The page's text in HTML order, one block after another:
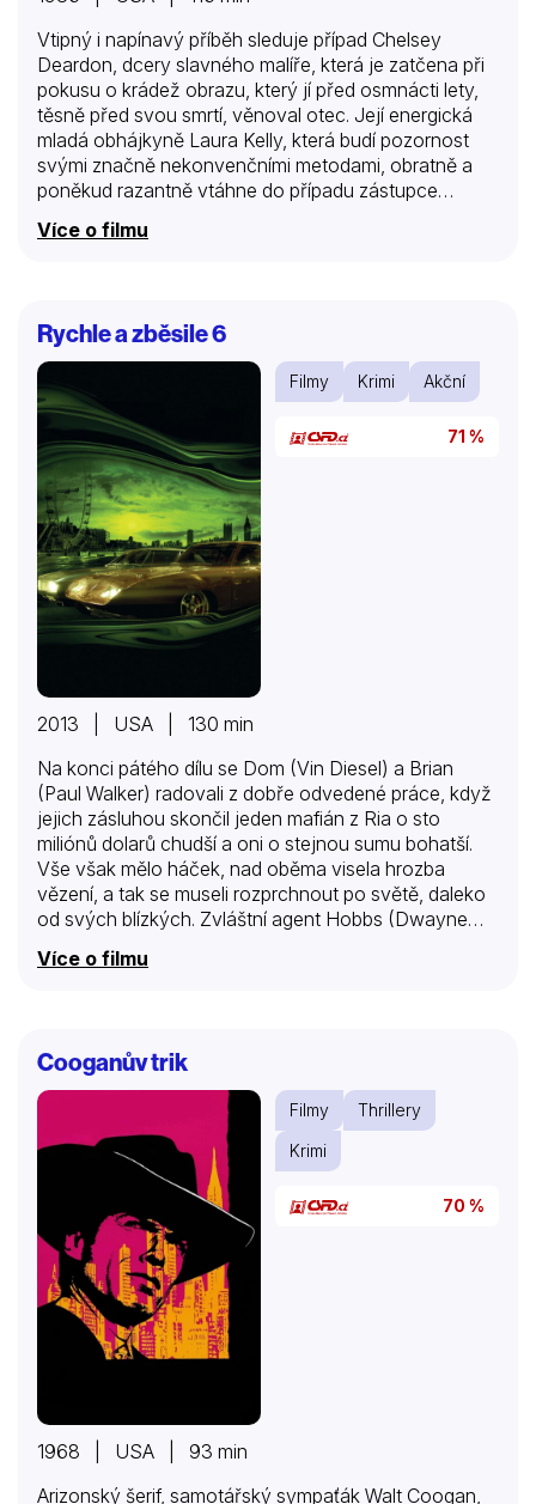
Vtipný i napínavý příběh sleduje případ Chelsey
Deardon, dcery slavného malíře, která je zatčena při
pokusu o krádež obrazu, který jí před osmnácti lety,
těsně před svou smrtí, věnoval otec. Její energická
mladá obhájkyně Laura Kelly, která budí pozornost
svými značně nekonvenčními metodami, obratně a
poněkud razantně vtáhne do případu zástupce
státního prokurátora a příštího okresního prokurátora
Toma Logana, když ho před televizními kamerami
Toma někdo pokusí zavraždit. Navíc Lauru navštíví
detektiv Cavanaugh, který před lety vyšetřoval požár,
při kterém zemřel malíř Sebastian Deardon a kromě
svého přesvědčení, že tehdy šlo o vraždu předá
obhájkyni seznam…
Více o filmu
Rychle a zběsile 6
Filmy Krimi Akční
71 %
2013 | USA | 130 min
Na konci pátého dílu se Dom (Vin Diesel) a Brian
(Paul Walker) radovali z dobře odvedené práce, když
jejich zásluhou skončil jeden mafián z Ria o sto
miliónů dolarů chudší a oni o stejnou sumu bohatší.
Vše však mělo háček, nad oběma visela hrozba
vězení, a tak se museli rozprchnout po světě, daleko
od svých blízkých. Zvláštní agent Hobbs (Dwayne
novou partičku bezohledných námezdných řidičů,
(Luke Evans) mu ale neustále uniká, a tak se ji
rozhodne zastavit jejich vlastními zbraněmi. S pomocí
rychlých řidičů, kteří jako by se za volantem narodili. A
těmi nejlepšími jsou přece…
Více o filmu
Cooganův trik
Filmy
Thrillery
Krimi
70 %
1968 | USA | 93 min
Arizonský šerif, samotářský sympaťák Walt Coogan,